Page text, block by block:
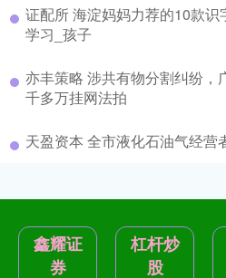
证配所 海淀妈妈力荐的10款
学习_孩子
亦丰策略 涉共有物分割纠纷，
千多万挂网法拍
天盈资本 全市液化石油气经营
鑫耀证
券
杠杆炒
股